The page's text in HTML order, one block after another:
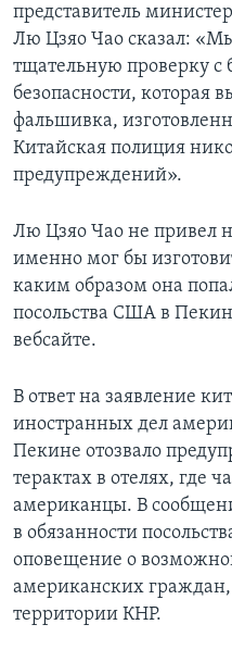
представитель
Лю Цзяо Чао сказал:
тщательную проверку
безопасности, которая
фальшивка,
Китайская полиция
предупреждений».
Лю Цзяо Чао не привел
именно мог бы
каким образом она
посольства США в
вебсайте.
В ответ на заявление
иностранных дел
Пекине отозвало
терактах в отелях, где
американцы. В
в обязанности
оповещение о
американских
территории КНР.